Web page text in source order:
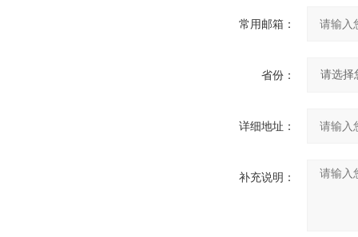
常用邮箱：
省份：
详细地址：
补充说明：